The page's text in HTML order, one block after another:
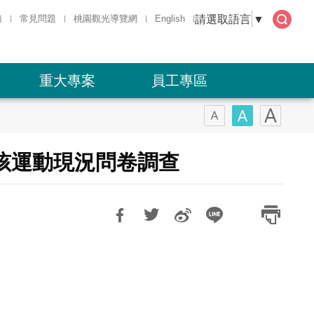
常見問題 桃園觀光導覽網 English 請選取語言 ▼
重大專案 員工專區
運動現況問卷調查